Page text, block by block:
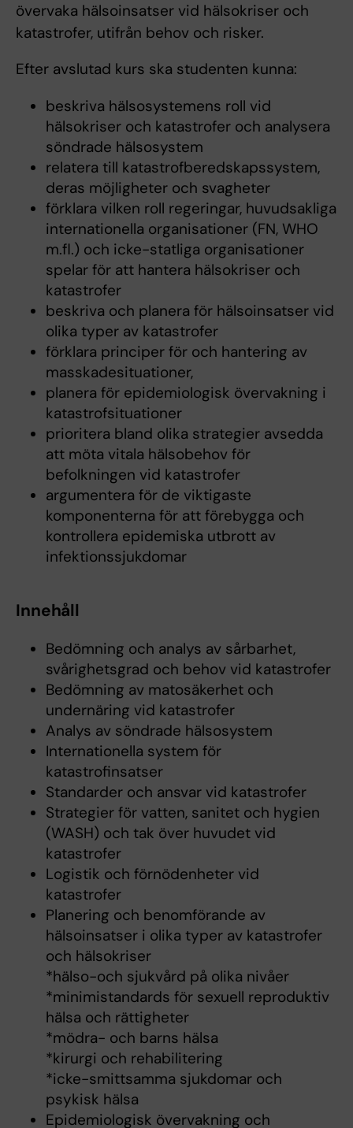
övervaka hälsoinsatser vid hälsokriser och
katastrofer, utifrån behov och risker.
Efter avslutad kurs ska studenten kunna:
beskriva hälsosystemens roll vid
hälsokriser och katastrofer och analysera
söndrade hälsosystem
relatera till katastrofberedskapssystem,
deras möjligheter och svagheter
förklara vilken roll regeringar, huvudsakliga
internationella organisationer (FN, WHO
m.fl.) och icke-statliga organisationer
spelar för att hantera hälsokriser och
katastrofer
beskriva och planera för hälsoinsatser vid
olika typer av katastrofer
förklara principer för och hantering av
masskadesituationer,
planera för epidemiologisk övervakning i
katastrofsituationer
prioritera bland olika strategier avsedda
att möta vitala hälsobehov för
befolkningen vid katastrofer
argumentera för de viktigaste
komponenterna för att förebygga och
kontrollera epidemiska utbrott av
infektionssjukdomar
Innehåll
Bedömning och analys av sårbarhet,
svårighetsgrad och behov vid katastrofer
Bedömning av matosäkerhet och
undernäring vid katastrofer
Analys av söndrade hälsosystem
Internationella system för
katastrofinsatser
Standarder och ansvar vid katastrofer
Strategier för vatten, sanitet och hygien
(WASH) och tak över huvudet vid
katastrofer
Logistik och förnödenheter vid
katastrofer
Planering och benomförande av
hälsoinsatser i olika typer av katastrofer
och hälsokriser
*hälso-och sjukvård på olika nivåer
*minimistandards för sexuell reproduktiv
hälsa och rättigheter
*mödra- och barns hälsa
*kirurgi och rehabilitering
*icke-smittsamma sjukdomar och
psykisk hälsa
Epidemiologisk övervakning och